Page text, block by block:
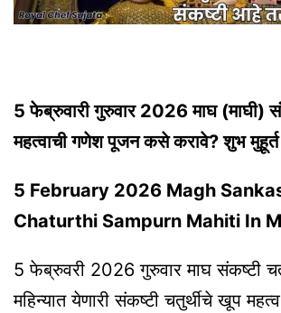
5 फेब्रुवारी गुरुवार 2026 माघ (माघी)
महत्वाची गणेश पूजन कसे करावे? शुभ
5 February 2026 Magh
Chaturthi Sampurn Mahiti In
5 फेब्रुवरी 2026 गुरुवार माघ संकष्टी
महिन्यात येणारी संकष्टी चतुर्थीचे खूप